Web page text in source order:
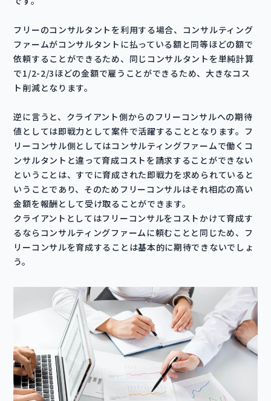
フリーのコンサルタントを利用する場合、コンサルティング
ファームがコンサルタントに払っている額と同等ほどの額で
依頼することができるため、同じコンサルタントを単純計算
で1/2-2/3ほどの金額で雇うことができるため、大きなコス
ト削減となります。
逆に言うと、クライアント側からのフリーコンサルへの期待
値としては即戦力として案件で活躍することとなります。フ
リーコンサル側としてはコンサルティングファームで働くコ
ンサルタントと違って育成コストを請求することができない
ということは、すでに育成された即戦力を求められていると
いうことであり、そのためフリーコンサルはそれ相応の高い
金額を報酬として受け取ることができます。
クライアントとしてはフリーコンサルをコストかけて育成す
るならコンサルティングファームに頼むことと同じため、フ
リーコンサルを育成することは基本的に期待できないでしょ
う。